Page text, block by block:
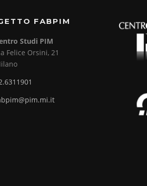
FABPIM
Studi PIM
Felice Orsini, 21